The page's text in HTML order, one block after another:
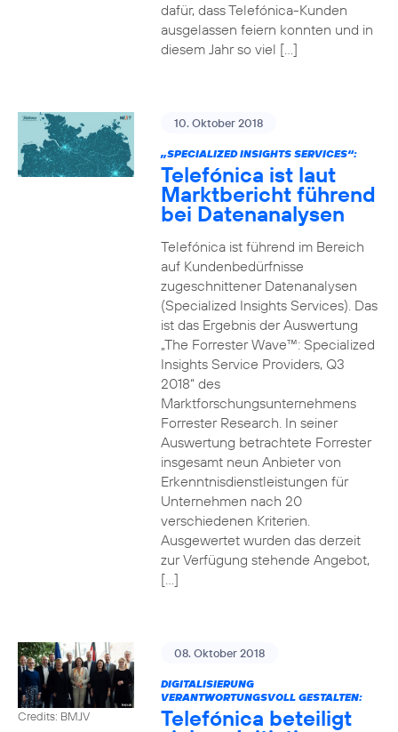
dafür, dass Telefónica-Kunden
ausgelassen feiern konnten und in
diesem Jahr so viel […]
10. Oktober 2018
„SPECIALIZED INSIGHTS SERVICES“:
Telefónica ist laut
Marktbericht führend
bei Datenanalysen
Telefónica ist führend im Bereich
auf Kundenbedürfnisse
zugeschnittener Datenanalysen
(Specialized Insights Services). Das
ist das Ergebnis der Auswertung
„The Forrester Wave™: Specialized
Insights Service Providers, Q3
2018“ des
Marktforschungsunternehmens
Forrester Research. In seiner
Auswertung betrachtete Forrester
insgesamt neun Anbieter von
Erkenntnisdienstleistungen für
Unternehmen nach 20
verschiedenen Kriterien.
Ausgewertet wurden das derzeit
zur Verfügung stehende Angebot,
[…]
Credits: BMJV
08. Oktober 2018
DIGITALISIERUNG
VERANTWORTUNGSVOLL GESTALTEN:
Telefónica beteiligt